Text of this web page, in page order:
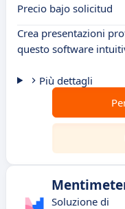
Precio bajo solicitud
Crea presentazioni
questo software
Più dettagli
Soluzione di